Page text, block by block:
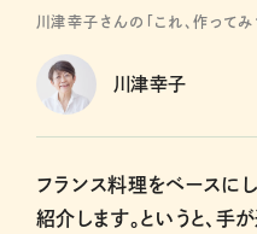
川津幸子さんの「これ、作ってみ
川津幸子
フランス料理をベースに
紹介します。というと、手